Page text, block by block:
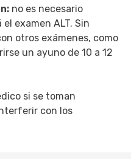
no es necesario
examen ALT. Sin
otros exámenes, como
un ayuno de 10 a 12
si se toman
con los